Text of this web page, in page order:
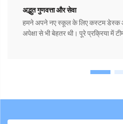
अद्भुत गुणवत्ता और सेवा
हमने अपने नए स्कूल के लिए कस्टम डेस्क
अपेक्षा से भी बेहतर थी। पूरे प्रक्रिया में